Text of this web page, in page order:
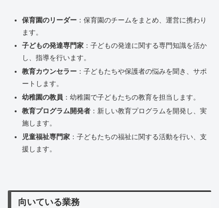
保育園のリーダー：保育園のチームをまとめ、運営に携わり
ます。
子どもの発達専門家：子どもの発達に関する専門知識を活か
し、指導を行います。
教育カウンセラー：子どもたちや保護者の悩みを聞き、サポ
ートします。
幼稚園の教員 ：幼稚園で子どもたちの教育を担当します。
教育プログラム開発者：新しい教育プログラムを開発し、実
施します。
児童福祉専門家：子どもたちの福祉に関する活動を行い、支
援します。
向いている業務